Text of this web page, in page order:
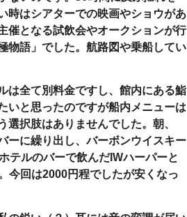
時はシアターでの映画やショウがあ
催となる試飲会やオークションが行
物語」でした。航路図や乗船してい
は全て別料金ですし、館内にある鮨
いと思ったのですが船内メニューは
択肢はありませんでした。朝、
ーに繰り出し、バーボンウイスキー
テルのバーで飲んだIWハーパーと
今回は2000円程でしたが安くなっ